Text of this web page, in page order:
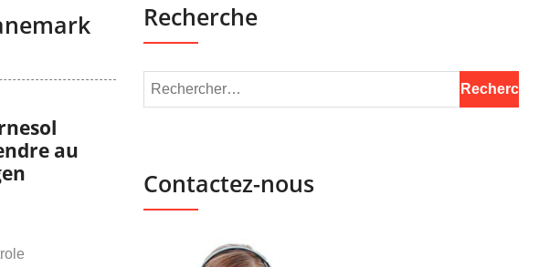
au
Recherche
Contactez-nous